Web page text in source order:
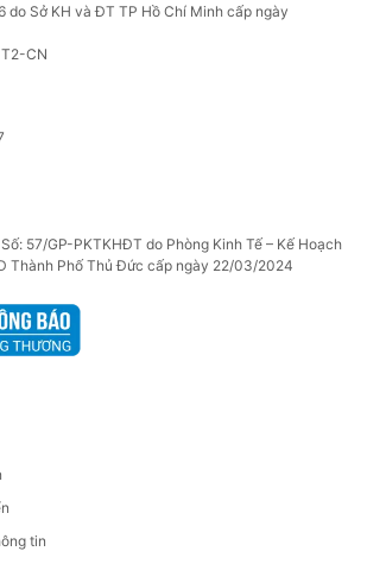
do Sở KH và ĐT TP Hồ Chí Minh cấp ngày
CN
57/GP-PKTKHĐT do Phòng Kinh Tế – Kế Hoạch
Thành Phố Thủ Đức cấp ngày 22/03/2024
tin